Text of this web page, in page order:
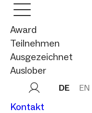
Award
Teilnehmen
Ausgezeichnet
Auslober
DE EN
Kontakt